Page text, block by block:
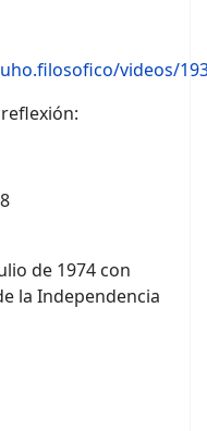
videos/
de 1974 con
la Independencia